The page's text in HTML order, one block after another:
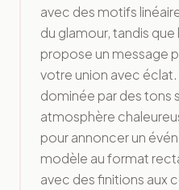
avec des motifs
du glamour, tandis
propose un message
votre union avec
dominée par des tons
atmosphère
pour annoncer un
modèle au format
avec des finitions aux